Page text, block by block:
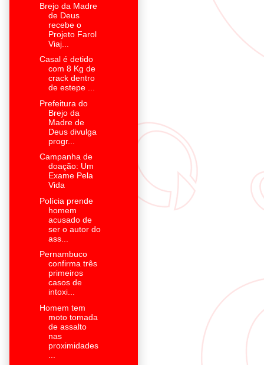
Brejo da Madre
de Deus
recebe o
Projeto Farol
Viaj...
Casal é detido
com 8 Kg de
crack dentro
de estepe ...
Prefeitura do
Brejo da
Madre de
Deus divulga
progr...
Campanha de
doação: Um
Exame Pela
Vida
Polícia prende
homem
acusado de
ser o autor do
ass...
Pernambuco
confirma três
primeiros
casos de
intoxi...
Homem tem
moto tomada
de assalto
nas
proximidades